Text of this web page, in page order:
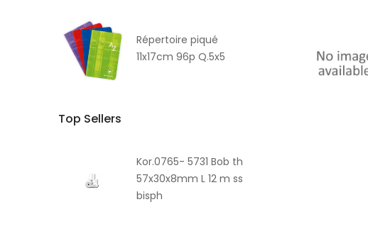
Répertoire piqué
11x17cm 96p Q.5x5
Top Sellers
Kor.0765- 5731 Bob th
57x30x8mm L 12 m ss
bisph